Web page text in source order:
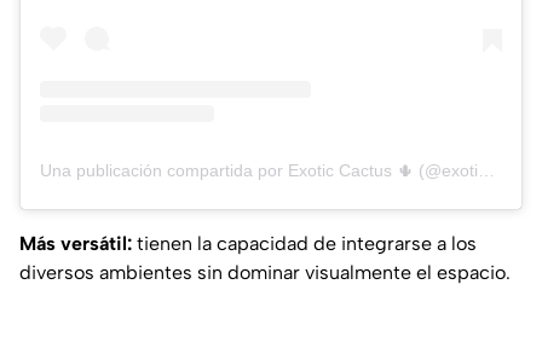
Más versátil: tienen la capacidad de integrarse a los
diversos ambientes sin dominar visualmente el espacio.